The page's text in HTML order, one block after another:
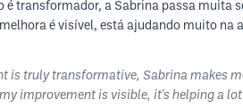
transformador, a Sabrina passa muita
é visível, está ajudando muito
is truly transformative, Sabrina makes
improvement is visible, it's helping a